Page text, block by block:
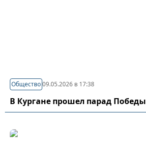
Общество09.05.2026 в 17:38
В Кургане прошел парад Победы